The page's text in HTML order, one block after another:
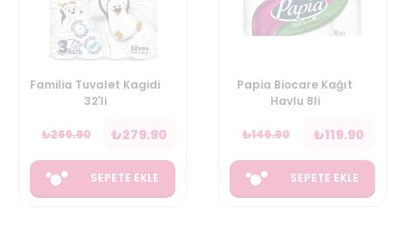
Familia Tuvalet Kagidi
32'li
₺299.90 ₺279.90
SEPETE EKLE
Papia Biocare Kağıt
Havlu 8li
₺149.90 ₺119.90
SEPETE EKLE